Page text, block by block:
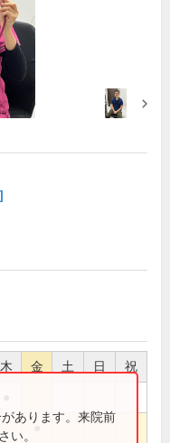
木 金 土 日 祝
●
あります。来院前
い。